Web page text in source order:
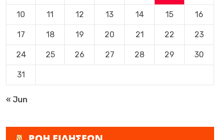
10 11 12 13 14 15 16
17 18 19 20 21 22 23
24 25 26 27 28 29 30
31
« Jun